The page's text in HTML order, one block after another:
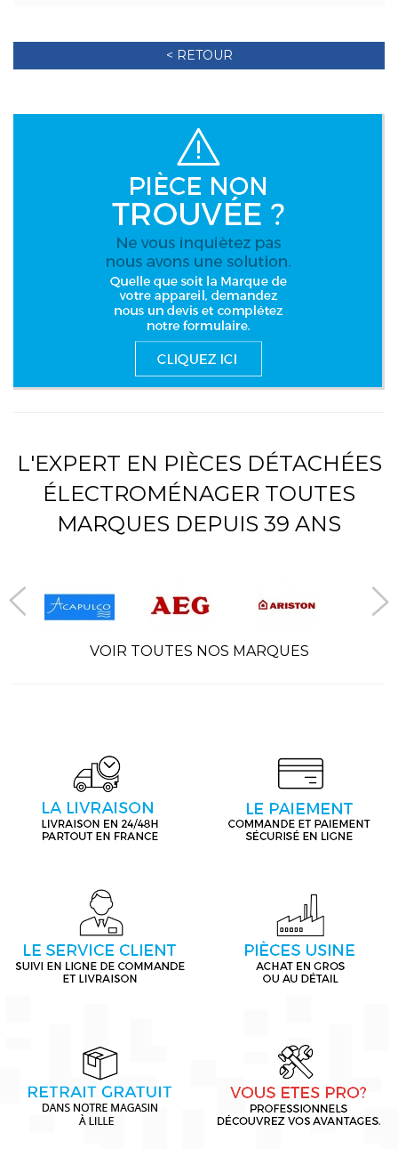
< RETOUR
L'EXPERT EN PIÈCES DÉTACHÉES
ÉLECTROMÉNAGER TOUTES
MARQUES DEPUIS 39 ANS
VOIR TOUTES NOS MARQUES